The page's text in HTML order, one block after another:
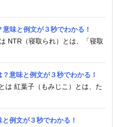
意味と例文が３秒でわかる！
NTR（寝取られ）とは、「寝取
？意味と例文が３秒でわかる！
は 紅葉子（もみじこ）とは、た
と例文が３秒でわかる！